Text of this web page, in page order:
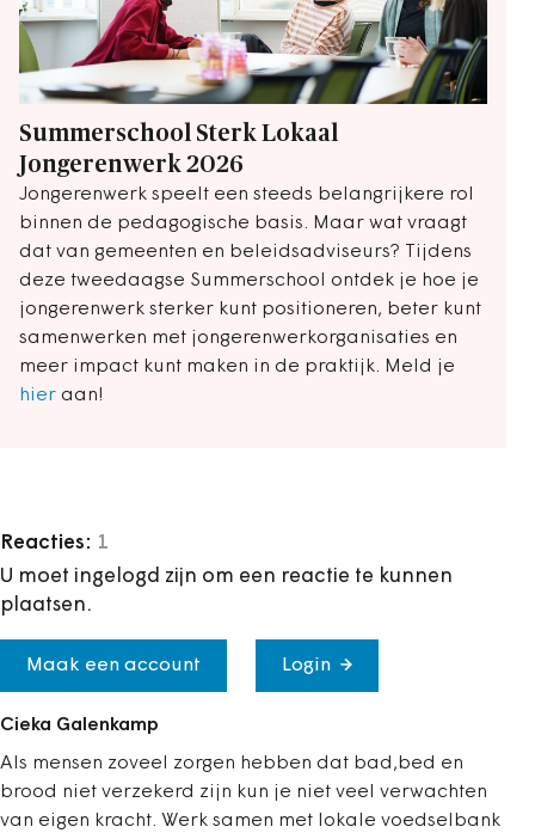
Summerschool Sterk Lokaal
Jongerenwerk 2026
Jongerenwerk speelt een steeds belangrijkere rol
binnen de pedagogische basis. Maar wat vraagt
dat van gemeenten en beleidsadviseurs? Tijdens
deze tweedaagse Summerschool ontdek je hoe je
jongerenwerk sterker kunt positioneren, beter kunt
samenwerken met jongerenwerkorganisaties en
meer impact kunt maken in de praktijk. Meld je
hier aan!
Reacties: 1
U moet ingelogd zijn om een reactie te kunnen
plaatsen.
Maak een account Login
Cieka Galenkamp
Als mensen zoveel zorgen hebben dat bad,bed en
brood niet verzekerd zijn kun je niet veel verwachten
van eigen kracht. Werk samen met lokale voedselbank